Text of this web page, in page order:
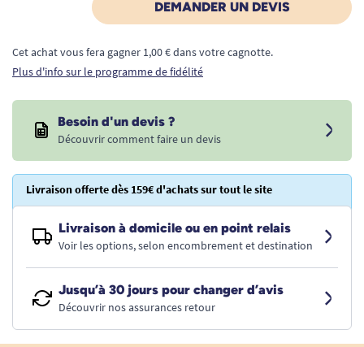
DEMANDER UN DEVIS
Cet achat vous fera gagner 1,00 € dans votre cagnotte.
Plus d'info sur le programme de fidélité
Besoin d'un devis ?
Découvrir comment faire un devis
Livraison offerte dès 159€ d'achats sur tout le site
Livraison à domicile ou en point relais
Voir les options, selon encombrement et destination
Jusqu’à 30 jours pour changer d’avis
Découvrir nos assurances retour